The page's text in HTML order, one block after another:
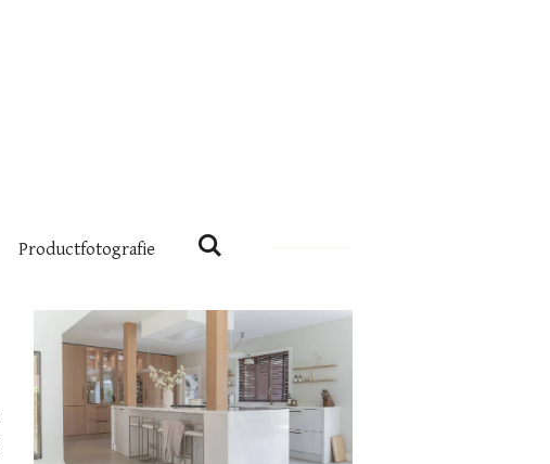
Productfotografie